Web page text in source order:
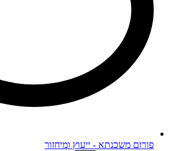
פורום משכנתא - ייעוץ ומיחזור